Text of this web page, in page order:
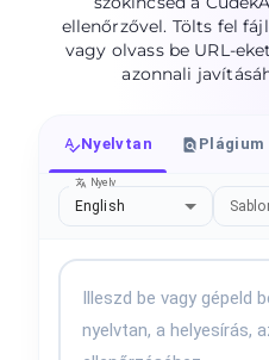
ellenőrzővel. Tölts fel
vagy olvass be URL-
azonnali
Nyelvtan Plágium
Nyelv
English